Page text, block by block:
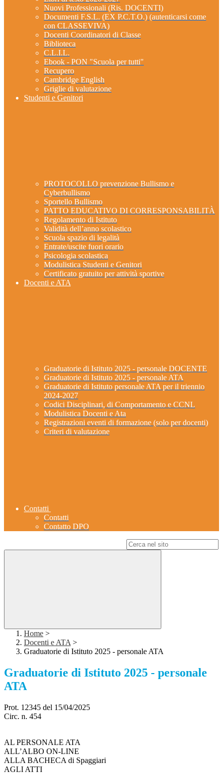
Nuovi Professionali (Ris. DOCENTI)
Documenti F.S.L. (EX P.C.T.O.) (autenticarsi come
con CLASSEVIVA)
Docenti Coordinatori di Classe
Biblioteca
C.L.I.L.
Ebook - PON "Scuola per tutti"
Recupero
Cambridge English
Griglie di valutazione
Studenti e Genitori
PROTOCOLLO prevenzione Bullismo e
Cyberbullismo
Sportello Bullismo
PATTO EDUCATIVO DI CORRESPONSABILITÀ
Regolamento di Istituto
Validità dell’anno scolastico
Scuola spazio di legalità
Entrate/uscite fuori orario
Psicologia scolastica
Modulistica Studenti e Genitori
Certificato gratuito per attività sportive
Docenti e ATA
Graduatorie di Istituto 2025 - personale DOCENTE
Graduatorie di Istituto 2025 - personale ATA
Graduatorie di Istituto personale ATA per il triennio
2024-2027
Codici Disciplinari, di Comportamento e CCNL
Modulistica Docenti e Ata
Registrazioni eventi di formazione (solo per docenti)
Criteri di valutazione
Contatti
Contatti
Contatto DPO
Home >
Docenti e ATA >
Graduatorie di Istituto 2025 - personale ATA
Graduatorie di Istituto 2025 - personale
ATA
Prot. 12345 del 15/04/2025
Circ. n. 454
AL PERSONALE ATA
ALL’ALBO ON-LINE
ALLA BACHECA di Spaggiari
AGLI ATTI